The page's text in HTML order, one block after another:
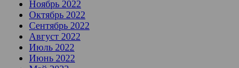
Ноябрь 2022
Октябрь 2022
Сентябрь 2022
Август 2022
Июль 2022
Июнь 2022